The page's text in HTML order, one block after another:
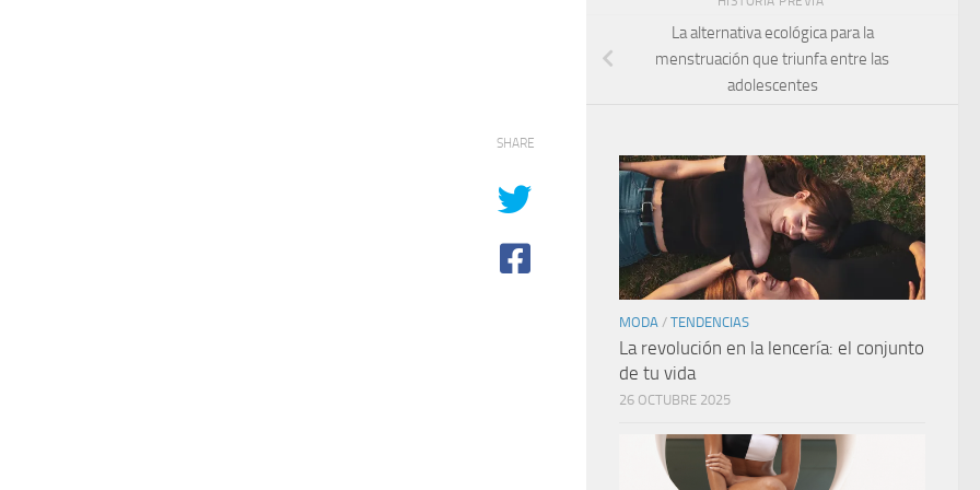
SHARE
La alternativa ecológica para la
menstruación que triunfa entre las
adolescentes
MODA / TENDENCIAS
La revolución en la lencería: el conjunto
de tu vida
26 OCTUBRE 2025